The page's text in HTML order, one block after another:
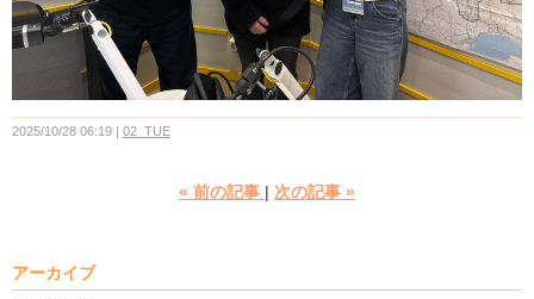
2025/10/28 06:19 02_TUE
« 前の記事 次の記事 »
アーカイブ